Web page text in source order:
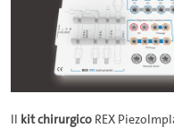
Il kit chirurgico REX